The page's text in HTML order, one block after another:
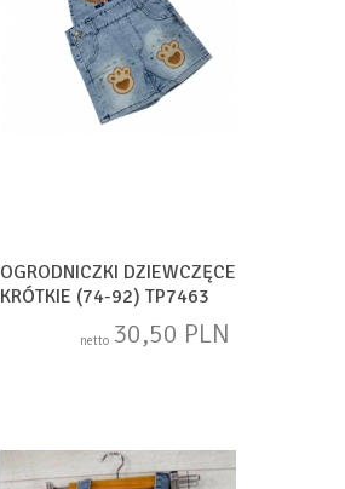
OGRODNICZKI DZIEWCZĘCE
KRÓTKIE (74-92) TP7463
netto 30,50 PLN